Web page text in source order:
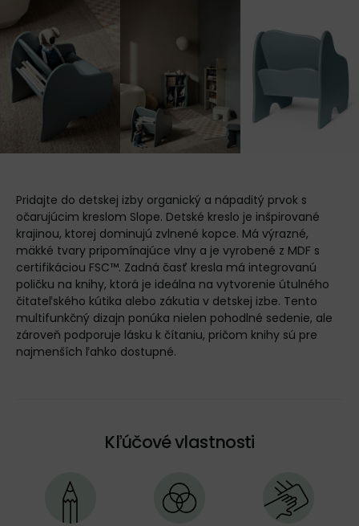
Pridajte do detskej izby organický a nápaditý prvok s
očarujúcim kreslom Slope. Detské kreslo je inšpirované
krajinou, ktorej dominujú zvlnené kopce. Má výrazné,
mäkké tvary pripomínajúce vlny a je vyrobené z MDF s
certifikáciou FSC™. Zadná časť kresla má integrovanú
poličku na knihy, ktorá je ideálna na vytvorenie útulného
čitateľského kútika alebo zákutia v detskej izbe. Tento
multifunkčný dizajn ponúka nielen pohodlné sedenie, ale
zároveň podporuje lásku k čítaniu, pričom knihy sú pre
najmenších ľahko dostupné.
Kľúčové vlastnosti